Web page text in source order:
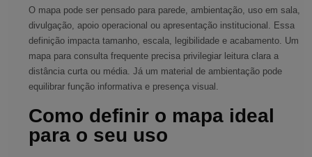
O mapa pode ser pensado para parede, ambientação, uso em sala,
divulgação, apoio operacional ou apresentação institucional. Essa
definição impacta tamanho, escala, legibilidade e acabamento. Um
mapa para consulta frequente precisa privilegiar leitura clara a
distância curta ou média. Já um material de ambientação pode
equilibrar função informativa e presença visual.
Como definir o mapa ideal
para o seu uso